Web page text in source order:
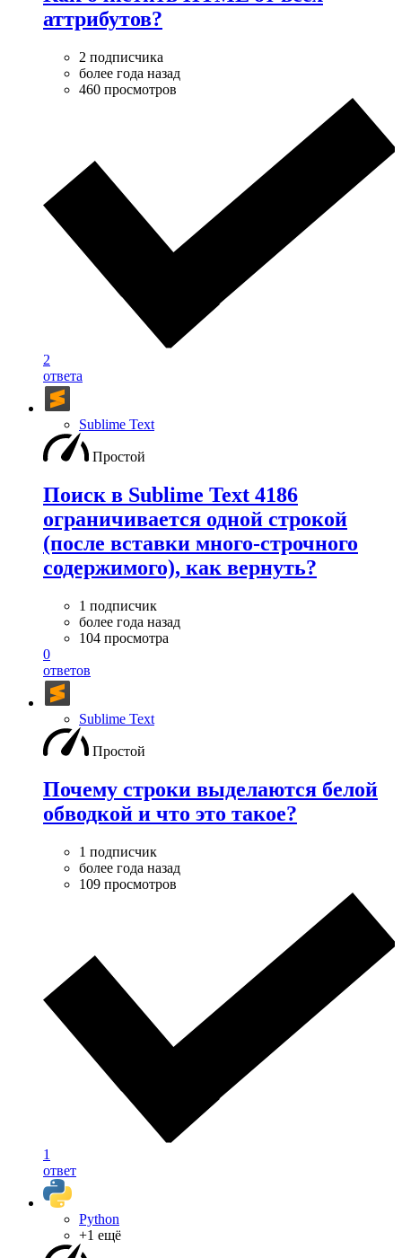
аттрибутов?
2 подписчика
более года назад
460 просмотров
2
ответа
Sublime Text
Простой
Поиск в Sublime Text 4186
ограничивается одной строкой
(после вставки много-строчного
содержимого), как вернуть?
1 подписчик
более года назад
104 просмотра
0
ответов
Sublime Text
Простой
Почему строки выделаются белой
обводкой и что это такое?
1 подписчик
более года назад
109 просмотров
1
ответ
Python
+1 ещё